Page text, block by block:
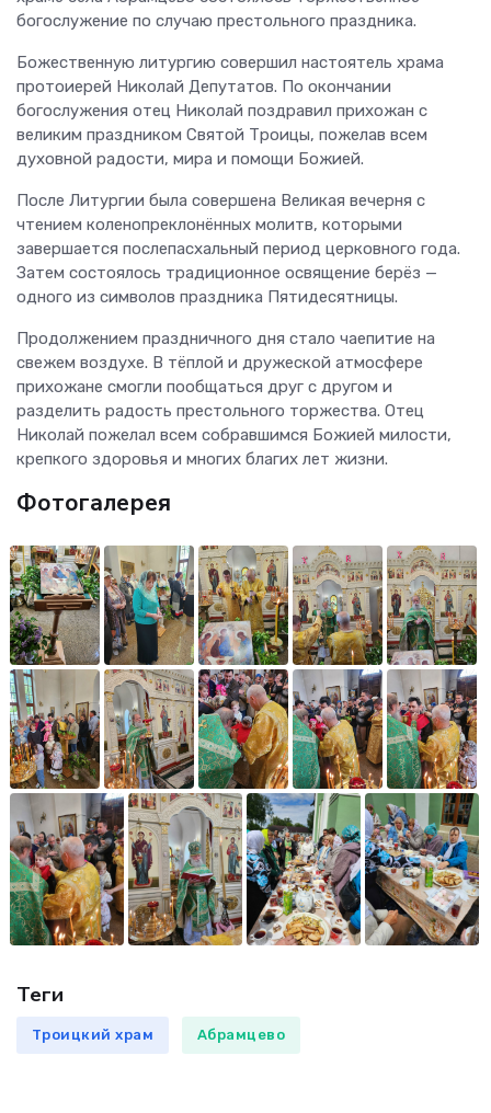
богослужение по случаю престольного праздника.
Божественную литургию совершил настоятель храма
протоиерей Николай Депутатов. По окончании
богослужения отец Николай поздравил прихожан с
великим праздником Святой Троицы, пожелав всем
духовной радости, мира и помощи Божией.
После Литургии была совершена Великая вечерня с
чтением коленопреклонённых молитв, которыми
завершается послепасхальный период церковного года.
Затем состоялось традиционное освящение берёз —
одного из символов праздника Пятидесятницы.
Продолжением праздничного дня стало чаепитие на
свежем воздухе. В тёплой и дружеской атмосфере
прихожане смогли пообщаться друг с другом и
разделить радость престольного торжества. Отец
Николай пожелал всем собравшимся Божией милости,
крепкого здоровья и многих благих лет жизни.
Фотогалерея
Теги
Троицкий храм Абрамцево